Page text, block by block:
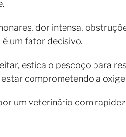
dor intensa,
é um fator decisivo.
estica o pescoço para
comprometendo a
um veterinário com